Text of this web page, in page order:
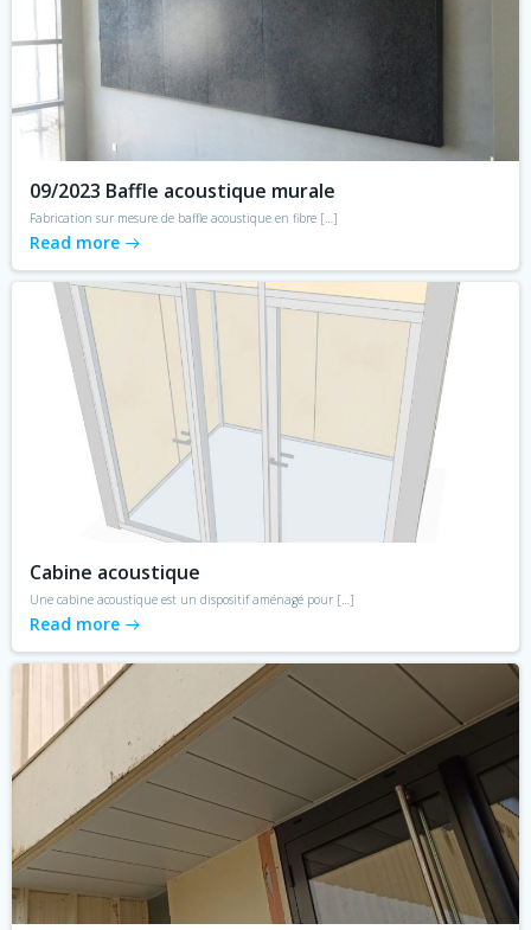
09/2023 Baffle acoustique murale
Fabrication sur mesure de baffle acoustique en fibre […]
Read more
Cabine acoustique
Une cabine acoustique est un dispositif aménagé pour […]
Read more